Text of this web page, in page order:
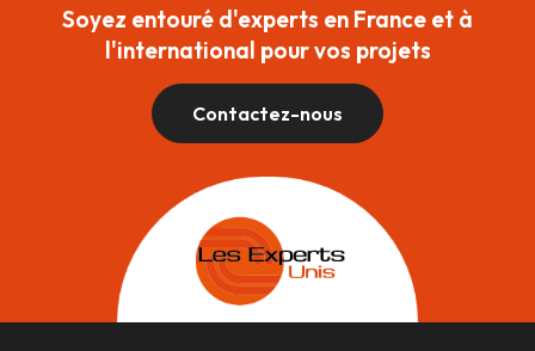
Soyez entouré d'experts en France et à
l'international pour vos projets
Contactez-nous